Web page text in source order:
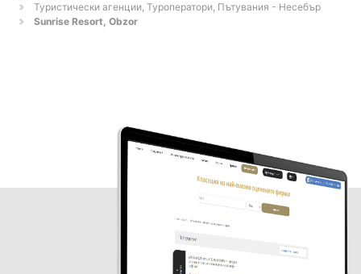
Туристически агенции, Туроператори, Пътувания - Несебър
Sunrise Resort, Obzor